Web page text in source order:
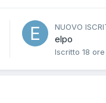
NUOVO
elpo
Iscritto 18